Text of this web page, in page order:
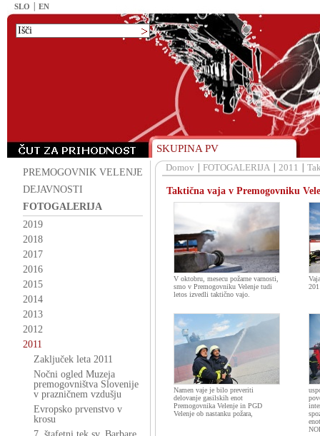
SLO EN
SKUPINA PV
PREMOGOVNIK VELENJE
DEJAVNOSTI
FOTOGALERIJA
2019
2018
2017
2016
2015
2014
2013
2012
2011
Zaključek leta 2011
Nočni ogled Muzeja
premogovništva Slovenije
v prazničnem vzdušju
Evropsko prvenstvo v
krosu
Domov FOTOGALERIJA 2011
Taktična vaja v Premogovniku
V oktobru, mesecu požarne varnosti,
smo v Premogovniku Velenje tudi
letos izvedli taktično vajo.
Namen vaje je bilo preveriti
delovanje gasilskih enot
Premogovnika Velenje in PGD
Velenje ob nastanku požara,